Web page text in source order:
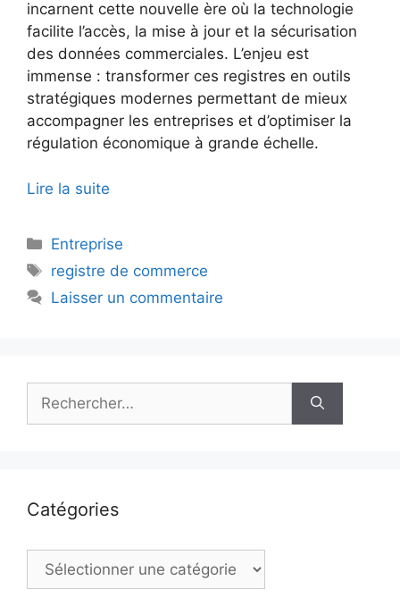
incarnent cette nouvelle ère où la technologie
facilite l’accès, la mise à jour et la sécurisation
des données commerciales. L’enjeu est
immense : transformer ces registres en outils
stratégiques modernes permettant de mieux
accompagner les entreprises et d’optimiser la
régulation économique à grande échelle.
Lire la suite
Catégories
Entreprise
Étiquettes
registre de commerce
Laisser un commentaire
Catégories
Catégories